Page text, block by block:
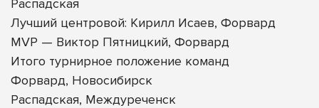
Распадская
Лучший центровой: Кирилл Исаев, Форвард
MVP — Виктор Пятницкий, Форвард
Итого турнирное положение команд
Форвард, Новосибирск
Распадская, Междуреченск